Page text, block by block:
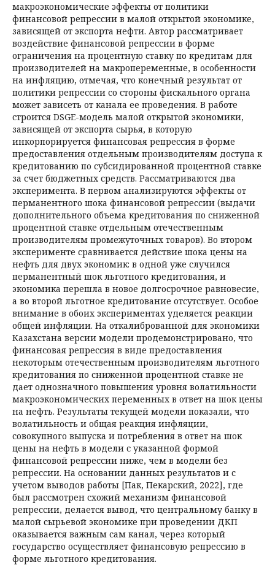
макроэкономические эффекты от политики
финансовой репрессии в малой открытой экономике,
зависящей от экспорта нефти. Автор рассматривает
воздействие финансовой репрессии в форме
ограничения на процентную ставку по кредитам для
производителей на макропеременные, в особенности
на инфляцию, отмечая, что конечный результат от
политики репрессии со стороны фискального органа
может зависеть от канала ее проведения. В работе
строится DSGE-модель малой открытой экономики,
зависящей от экспорта сырья, в которую
инкорпорируется финансовая репрессия в форме
предоставления отдельным производителям доступа к
кредитованию по субсидированной процентной ставке
за счет бюджетных средств. Рассматриваются два
эксперимента. В первом анализируются эффекты от
перманентного шока финансовой репрессии (выдачи
дополнительного объема кредитования по сниженной
процентной ставке отдельным отечественным
производителям промежуточных товаров). Во втором
эксперименте сравнивается действие шока цены на
нефть для двух экономик: в одной уже случился
перманентный шок льготного кредитования, и
экономика перешла в новое долгосрочное равновесие,
а во второй льготное кредитование отсутствует. Особое
внимание в обоих экспериментах уделяется реакции
общей инфляции. На откалиброванной для экономики
Казахстана версии модели продемонстрировано, что
финансовая репрессия в виде предоставления
некоторым отечественным производителям льготного
кредитования по сниженной процентной ставке не
дает однозначного повышения уровня волатильности
макроэкономических переменных в ответ на шок цены
на нефть. Результаты текущей модели показали, что
волатильность и общая реакция инфляции,
совокупного выпуска и потребления в ответ на шок
цены на нефть в модели с указанной формой
финансовой репрессии ниже, чем в модели без
репрессии. На основании данных результатов и с
учетом выводов работы [Пак, Пекарский, 2022], где
был рассмотрен схожий механизм финансовой
репрессии, делается вывод, что центральному банку в
малой сырьевой экономике при проведении ДКП
оказывается важным сам канал, через который
государство осуществляет финансовую репрессию в
форме льготного кредитования.